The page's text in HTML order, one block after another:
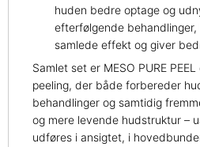
huden bedre optage og
efterfølgende
samlede effekt og giver
Samlet set er MESO PURE
peeling, der både forbereder
behandlinger og samtidig
og mere levende hudstruktur –
udføres i ansigtet, i